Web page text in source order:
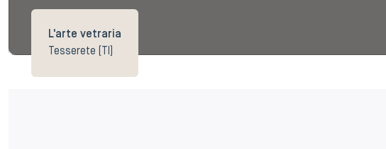
L'arte vetraria
Tesserete (TI)